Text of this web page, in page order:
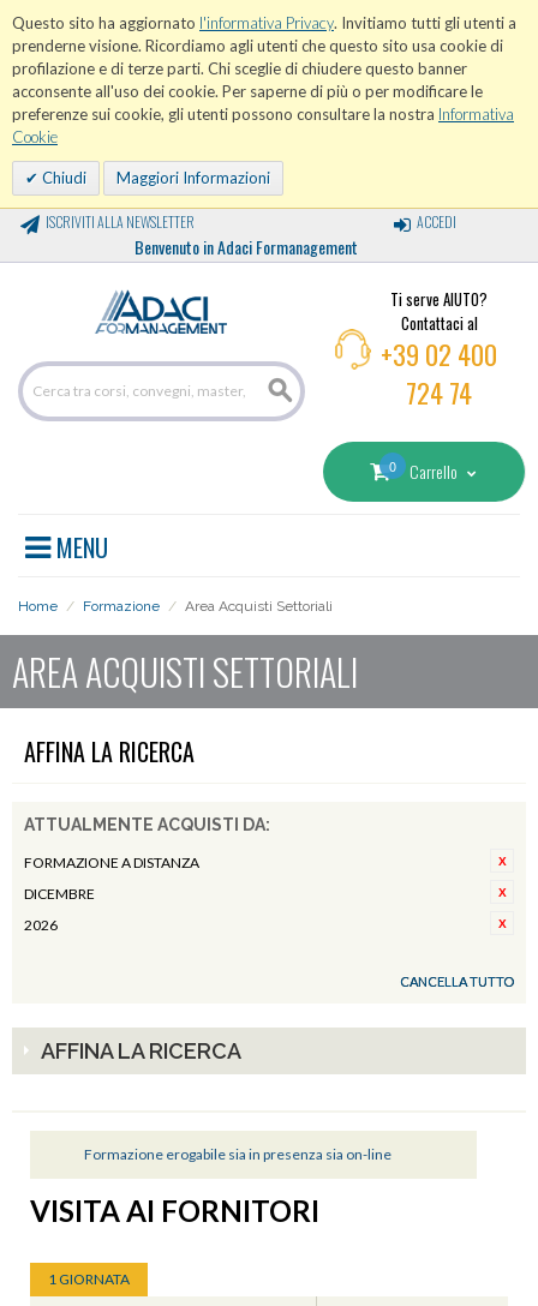
Questo sito ha aggiornato l'informativa Privacy. Invitiamo tutti gli utenti a
prenderne visione. Ricordiamo agli utenti che questo sito usa cookie di
profilazione e di terze parti. Chi sceglie di chiudere questo banner
acconsente all'uso dei cookie. Per saperne di più o per modificare le
preferenze sui cookie, gli utenti possono consultare la nostra Informativa
Cookie
Chiudi Maggiori Informazioni
ISCRIVITI ALLA NEWSLETTER
Benvenuto in Adaci Formanagement
ACCEDI
Ti serve AIUTO?
Contattaci al
+39 02 400
724 74
0 Carrello
MENU
Home / Formazione / Area Acquisti Settoriali
AREA ACQUISTI SETTORIALI
AFFINA LA RICERCA
ATTUALMENTE ACQUISTI DA:
FORMAZIONE A DISTANZA
DICEMBRE
2026
CANCELLA TUTTO
AFFINA LA RICERCA
Formazione erogabile sia in presenza sia on-line
VISITA AI FORNITORI
1 GIORNATA